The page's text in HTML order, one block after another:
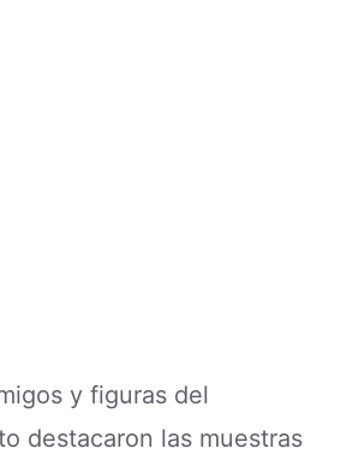
y figuras del
destacaron las muestras